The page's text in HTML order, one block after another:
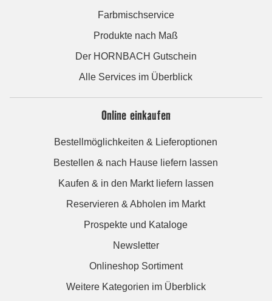
Farbmischservice
Produkte nach Maß
Der HORNBACH Gutschein
Alle Services im Überblick
Online einkaufen
Bestellmöglichkeiten & Lieferoptionen
Bestellen & nach Hause liefern lassen
Kaufen & in den Markt liefern lassen
Reservieren & Abholen im Markt
Prospekte und Kataloge
Newsletter
Onlineshop Sortiment
Weitere Kategorien im Überblick